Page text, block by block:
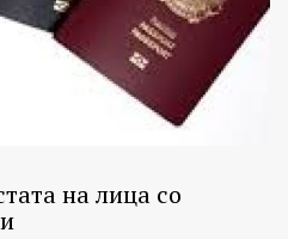
на лица со